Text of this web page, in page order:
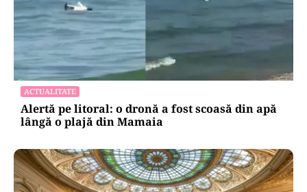
ACTUALITATE
Alertă pe litoral: o dronă a fost scoasă din apă
lângă o plajă din Mamaia